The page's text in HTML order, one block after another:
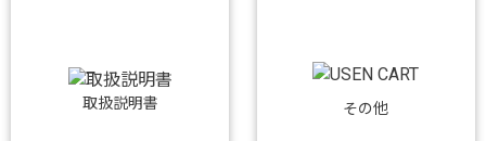
取扱説明書 その他